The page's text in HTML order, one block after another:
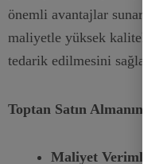
önemli avantajlar sunar.
maliyetle yüksek kaliteli
tedarik edilmesini sağlar.
Toptan Satın Almanın
Maliyet Verimliliği: